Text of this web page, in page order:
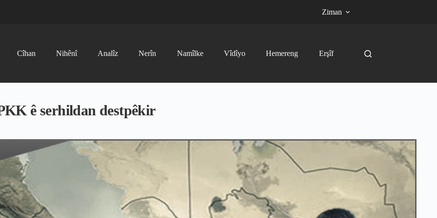
Ziman
Cîhan Nihênî Analîz Nerîn Namîlke Vîdîyo Hemereng Erşîf
ê serhildan destpêkir